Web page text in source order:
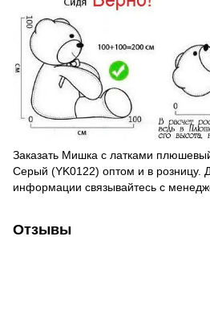
Заказать Мишка с латками
Серый (YK0122) оптом и в розницу.
информации связывайтесь с
Отзывы